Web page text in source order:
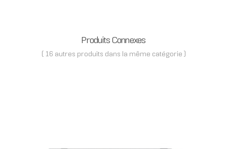
Produits Connexes
( 16 autres produits dans la même catégorie )